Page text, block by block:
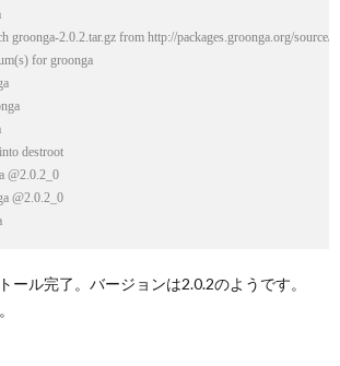
groonga-2.0.2.tar.gz from http://packages.groonga.org/source/
for groonga
destroot
@2.0.2_0
@2.0.2_0
ール完了。バージョンは2.0.2のようです。